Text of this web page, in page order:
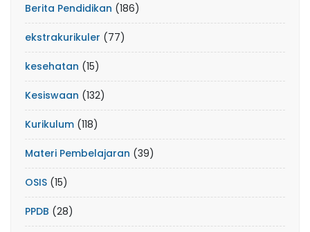
Berita Pendidikan (186)
ekstrakurikuler (77)
kesehatan (15)
Kesiswaan (132)
Kurikulum (118)
Materi Pembelajaran (39)
OSIS (15)
PPDB (28)